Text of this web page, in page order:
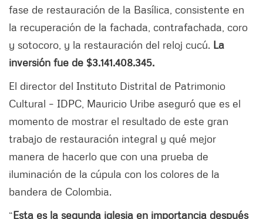
fase de restauración de la Basílica, consistente en
la recuperación de la fachada, contrafachada, coro
y sotocoro, y la restauración del reloj cucú. La
inversión fue de $3.141.408.345.
El director del Instituto Distrital de Patrimonio
Cultural – IDPC, Mauricio Uribe aseguró que es el
momento de mostrar el resultado de este gran
trabajo de restauración integral y qué mejor
manera de hacerlo que con una prueba de
iluminación de la cúpula con los colores de la
bandera de Colombia.
“Esta es la segunda iglesia en importancia después